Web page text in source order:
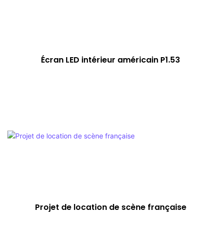
Écran LED intérieur américain P1.53
Projet de location de scène française